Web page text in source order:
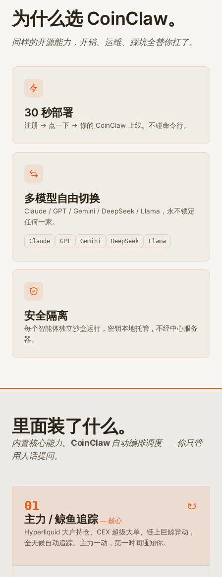
为什么选 CoinClaw。
同样的开源能力，开销、运维、踩坑全替你扛了。
30 秒部署
注册 → 点一下 → 你的 CoinClaw 上线。不碰命令行。
多模型自由切换
Claude / GPT / Gemini / DeepSeek / Llama，永不锁定
任何一家。
Claude GPT Gemini DeepSeek Llama
安全隔离
每个智能体独立沙盒运行，密钥本地托管，不经中心服务
器。
里面装了什么。
内置核心能力。 CoinClaw自动编排调度——你只管
用人话提问。
01
主力 / 鲸鱼追踪— 核心
Hyperliquid 大户持仓、CEX 超级大单、链上巨鲸异动，
全天候自动追踪。主力一动，第一时间通知你。